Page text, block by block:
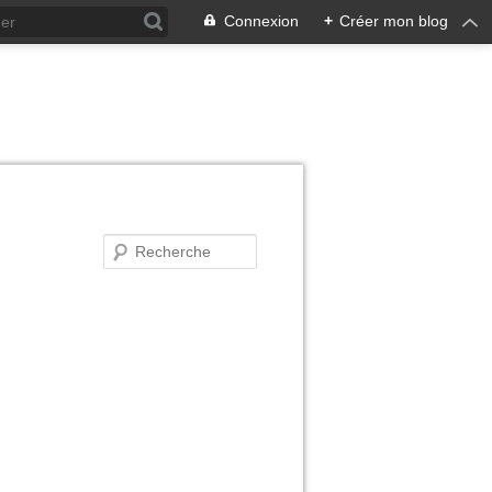
Connexion + Créer mon blog